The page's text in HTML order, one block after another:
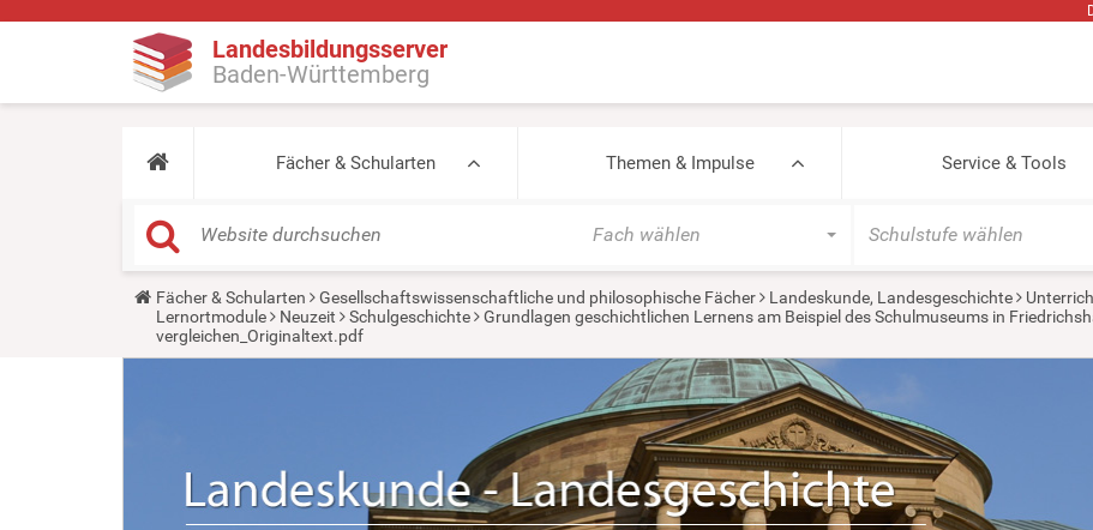
Landesbildungsserver
Baden-Württemberg
Fächer & Schularten Themen & Impulse Service & Tools
Fach wählen Schulstufe wählen
Y
a
Fächer & Schularten Gesellschaftswissenschaftliche und philosophische Fächer Landeskunde, Landesgeschichte
Lernortmodule
Neuzeit Schulgeschichte Grundlagen geschichtlichen Lernens am Beispiel des Schulmuseums in
vergleichen_Originaltext.pdf